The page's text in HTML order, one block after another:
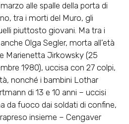
alle spalle della porta di
tra i morti del Muro, gli
piuttosto giovani. Ma tra i
Olga Segler, morta all’età
Marienetta Jirkowsky (25
1980), uccisa con 27 colpi,
nonché i bambini Lothar
di 13 e 10 anni – uccisi
da fuoco dai soldati di confine,
insieme – Cengaver